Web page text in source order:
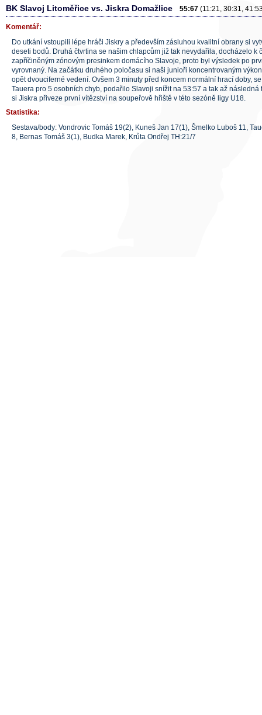
BK Slavoj Litoměřice vs. Jiskra Domažlice 55:67 (11:21, 30:31,
Komentář:
Do utkání vstoupili lépe hráči Jiskry a především zásluhou kvalitní obrany si
deseti bodů. Druhá čtvrtina se našim chlapcům již tak nevydařila, docházelo k
zapříčiněným zónovým presinkem domácího Slavoje, proto byl výsledek po
vyrovnaný. Na začátku druhého poločasu si naši junioři koncentrovaným
opět dvouciferné vedení. Ovšem 3 minuty před koncem normální hrací doby,
Tauera pro 5 osobních chyb, podařilo Slavoji snížit na 53:57 a tak až
si Jiskra přiveze první vítězství na soupeřově hřiště v této sezóně ligy U18.
Statistika:
Sestava/body: Vondrovic Tomáš 19(2), Kuneš Jan 17(1), Šmelko Luboš 11,
8, Bernas Tomáš 3(1), Budka Marek, Krůta Ondřej TH:21/7